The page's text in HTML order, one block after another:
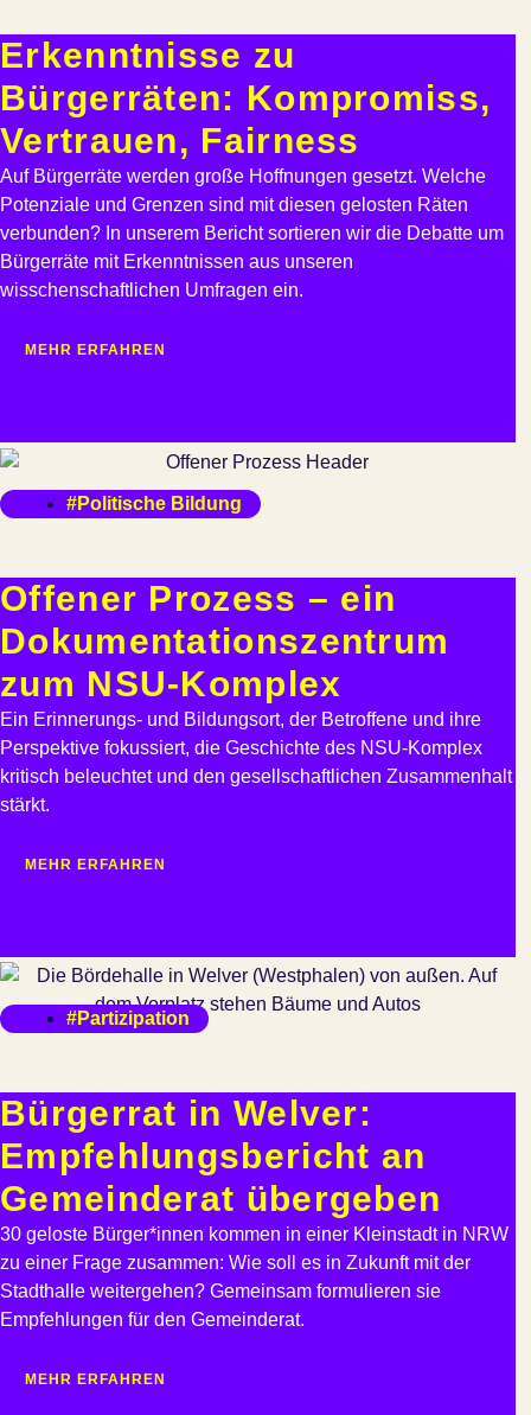
Erkenntnisse zu
Bürgerräten: Kompromiss,
Vertrauen, Fairness
Auf Bürgerräte werden große Hoffnungen gesetzt. Welche
Potenziale und Grenzen sind mit diesen gelosten Räten
verbunden? In unserem Bericht sortieren wir die Debatte um
Bürgerräte mit Erkenntnissen aus unseren
wisschenschaftlichen Umfragen ein.
MEHR ERFAHREN
#Politische Bildung
Offener Prozess – ein
Dokumen­tations­zentrum
zum NSU-Komplex
Ein Erinnerungs- und Bildungsort, der Betroffene und ihre
Perspektive fokussiert, die Geschichte des NSU-Komplex
kritisch beleuchtet und den gesellschaftlichen Zusammenhalt
stärkt.
MEHR ERFAHREN
#Partizipation
Bürgerrat in Welver:
Empfehlungsbericht an
Gemeinderat übergeben
30 geloste Bürger*innen kommen in einer Kleinstadt in NRW
zu einer Frage zusammen: Wie soll es in Zukunft mit der
Stadthalle weitergehen? Gemeinsam formulieren sie
Empfehlungen für den Gemeinderat.
MEHR ERFAHREN